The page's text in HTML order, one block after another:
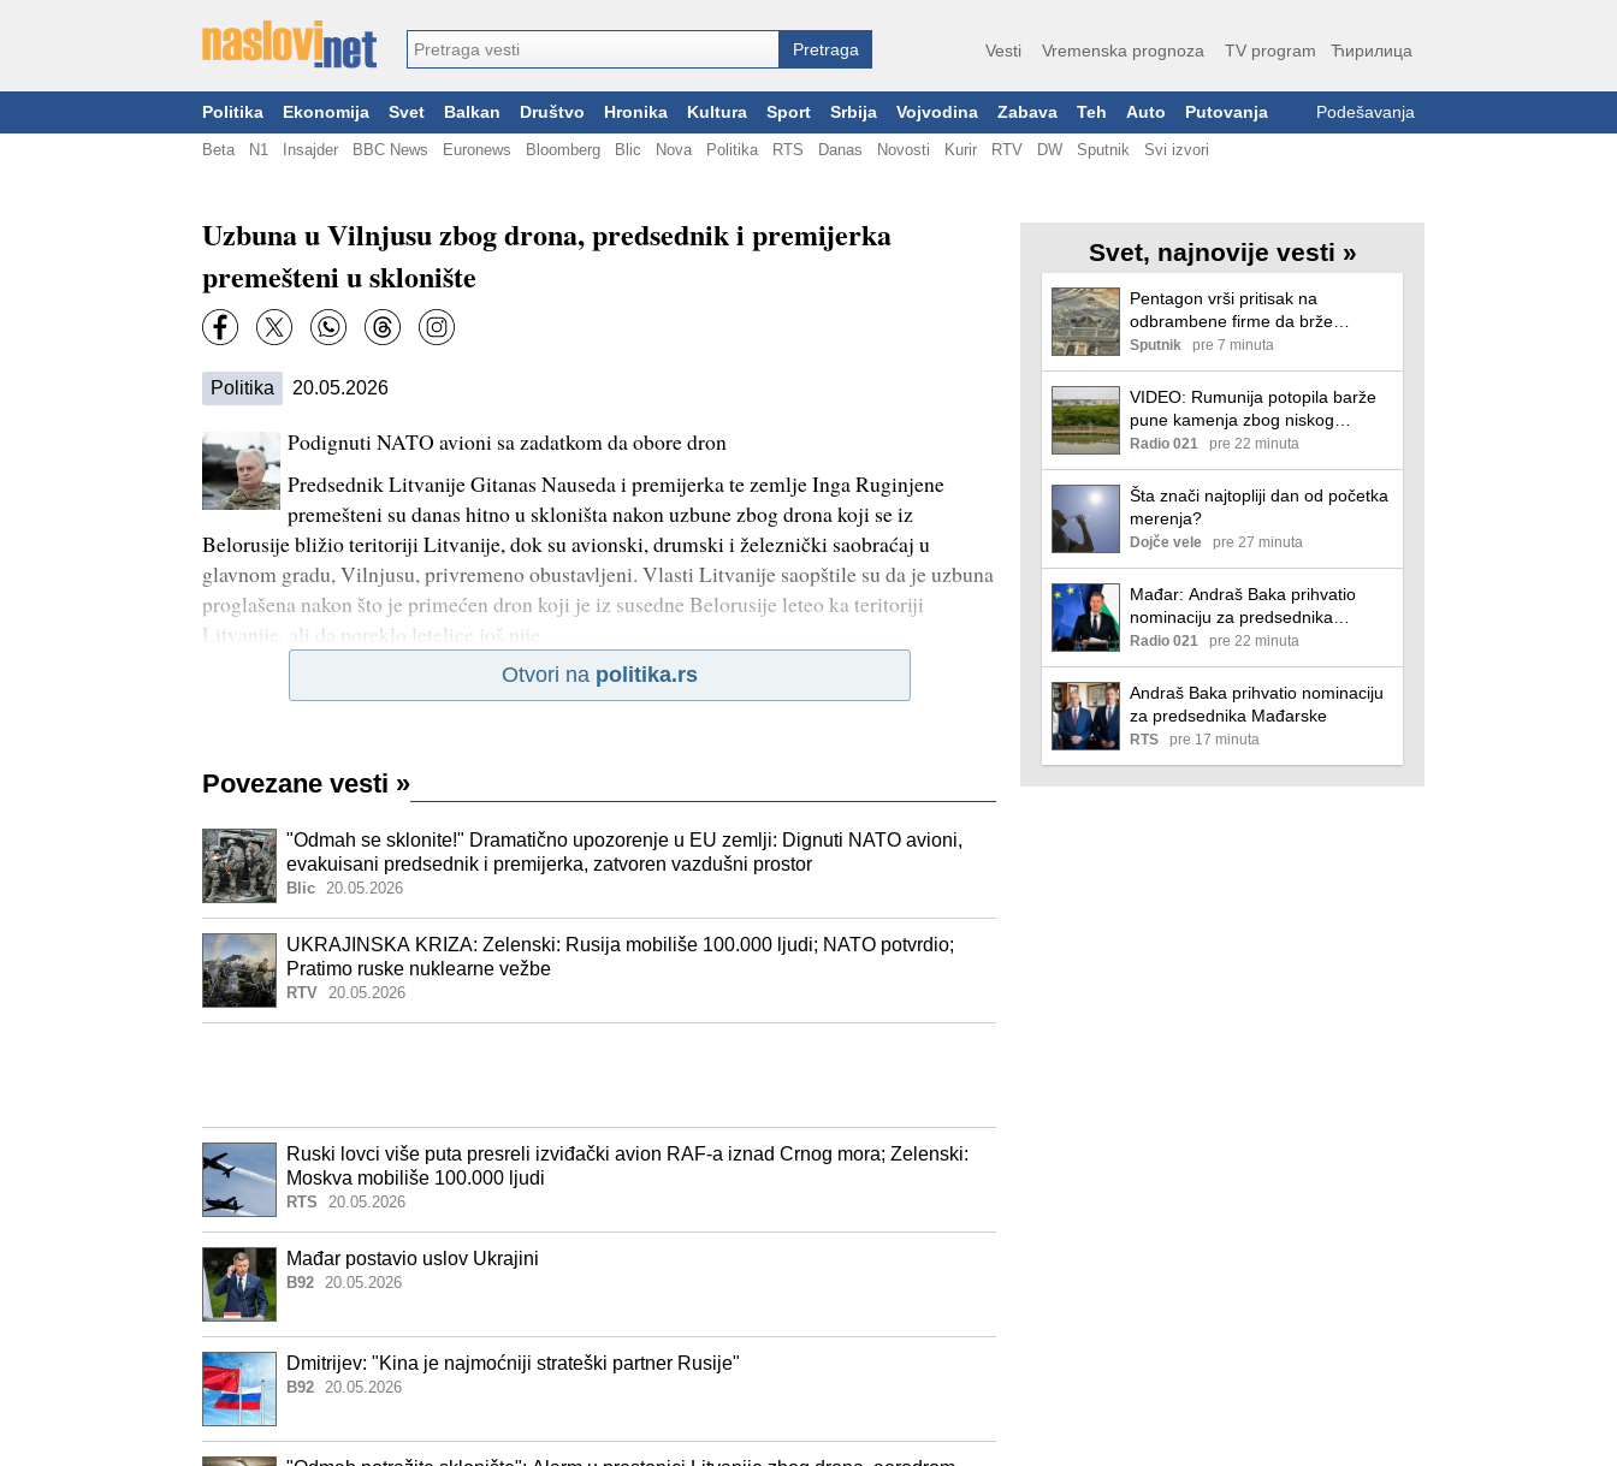
Vesti Vremenska prognoza TV program Ћирилица
Politika Ekonomija Svet Balkan Društvo Hronika Kultura Sport Srbija Vojvodina Zabava Teh Auto Putovanja Podešavanja
Beta N1 Insajder BBC News Euronews Bloomberg Blic Nova Politika RTS Danas Novosti Kurir RTV DW Sputnik Svi izvori
Uzbuna u Vilnjusu zbog drona, predsednik i premijerka
premešteni u sklonište
Politika 20.05.2026
Podignuti NATO avioni sa zadatkom da obore dron
Predsednik Litvanije Gitanas Nauseda i premijerka te zemlje Inga Ruginjene
premešteni su danas hitno u skloništa nakon uzbune zbog drona koji se iz
Belorusije bližio teritoriji Litvanije, dok su avionski, drumski i železnički saobraćaj u
glavnom gradu, Vilnjusu, privremeno obustavljeni. Vlasti Litvanije saopštile su da je uzbuna
proglašena nakon što je primećen dron koji je iz susedne Belorusije leteo ka teritoriji
Litvanije, ali da poreklo letelice još nije
Otvori na politika.rs
Povezane vesti »
"Odmah se sklonite!" Dramatično upozorenje u EU zemlji: Dignuti NATO avioni,
evakuisani predsednik i premijerka, zatvoren vazdušni prostor
Blic 20.05.2026
UKRAJINSKA KRIZA: Zelenski: Rusija mobiliše 100.000 ljudi; NATO potvrdio;
Pratimo ruske nuklearne vežbe
RTV 20.05.2026
Ruski lovci više puta presreli izviđački avion RAF-a iznad Crnog mora; Zelenski:
Moskva mobiliše 100.000 ljudi
RTS 20.05.2026
Mađar postavio uslov Ukrajini
B92 20.05.2026
Dmitrijev: "Kina je najmoćniji strateški partner Rusije"
B92 20.05.2026
Svet, najnovije vesti »
Pentagon vrši pritisak na
odbrambene firme da brže
proizvode oružje i municiju
Sputnik pre 7 minuta
VIDEO: Rumunija potopila barže
pune kamenja zbog niskog
vodostaja Dunava
Radio 021 pre 22 minuta
Šta znači najtopliji dan od početka
merenja?
Dojče vele pre 27 minuta
Mađar: Andraš Baka prihvatio
nominaciju za predsednika
Mađarske
Radio 021 pre 22 minuta
Andraš Baka prihvatio nominaciju
za predsednika Mađarske
RTS pre 17 minuta